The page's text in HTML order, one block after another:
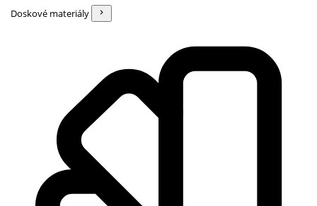
Doskové materiály